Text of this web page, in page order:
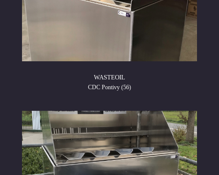
WASTEOIL
CDC Pontivy (56)